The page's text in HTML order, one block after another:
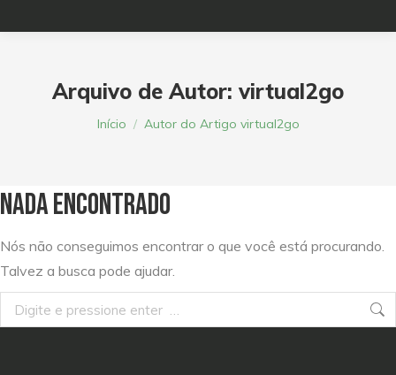
Arquivo de Autor: virtual2go
Você está aqui:
Início Autor do Artigo virtual2go
Nada Encontrado
Nós não conseguimos encontrar o que você está procurando.
Talvez a busca pode ajudar.